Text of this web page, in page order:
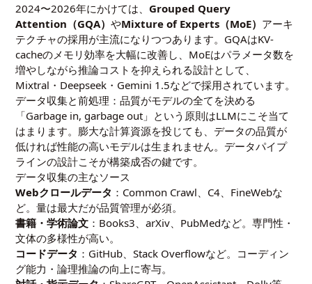
2024〜2026年にかけては、 Grouped Query
Attention（GQA）やMixture of Experts（MoE） アーキ
テクチャの採用が主流になりつつあります。GQAはKV-
cacheのメモリ効率を大幅に改善し、MoEはパラメータ数を
増やしながら推論コストを抑えられる設計として、
Mixtral・Deepseek・Gemini 1.5などで採用されています。
データ収集と前処理：品質がモデルの全てを決める
「Garbage in, garbage out」という原則はLLMにこそ当て
はまります。膨大な計算資源を投じても、データの品質が
低ければ性能の高いモデルは生まれません。データパイプ
ラインの設計こそが構築成否の鍵です。
データ収集の主なソース
Webクロールデータ ：Common Crawl、C4、FineWebな
ど。量は最大だが品質管理が必須。
書籍・学術論文 ：Books3、arXiv、PubMedなど。専門性・
文体の多様性が高い。
コードデータ ：GitHub、Stack Overflowなど。コーディン
グ能力・論理推論の向上に寄与。